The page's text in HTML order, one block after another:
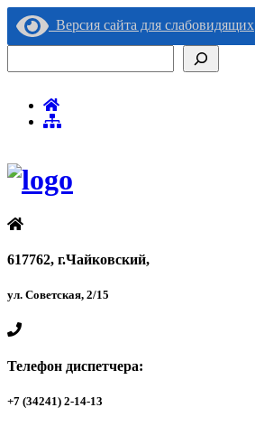
Версия сайта для слабовидящих
617762, г.Чайковский,
ул. Советская, 2/15
Телефон диспетчера:
+7 (34241) 2-14-13